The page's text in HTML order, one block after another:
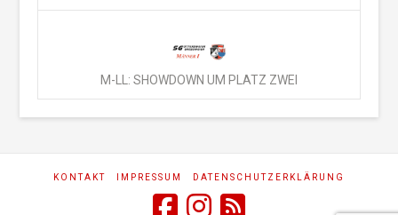
M-LL: SHOWDOWN UM PLATZ ZWEI
KONTAKT IMPRESSUM DATENSCHUTZERKLÄRUNG